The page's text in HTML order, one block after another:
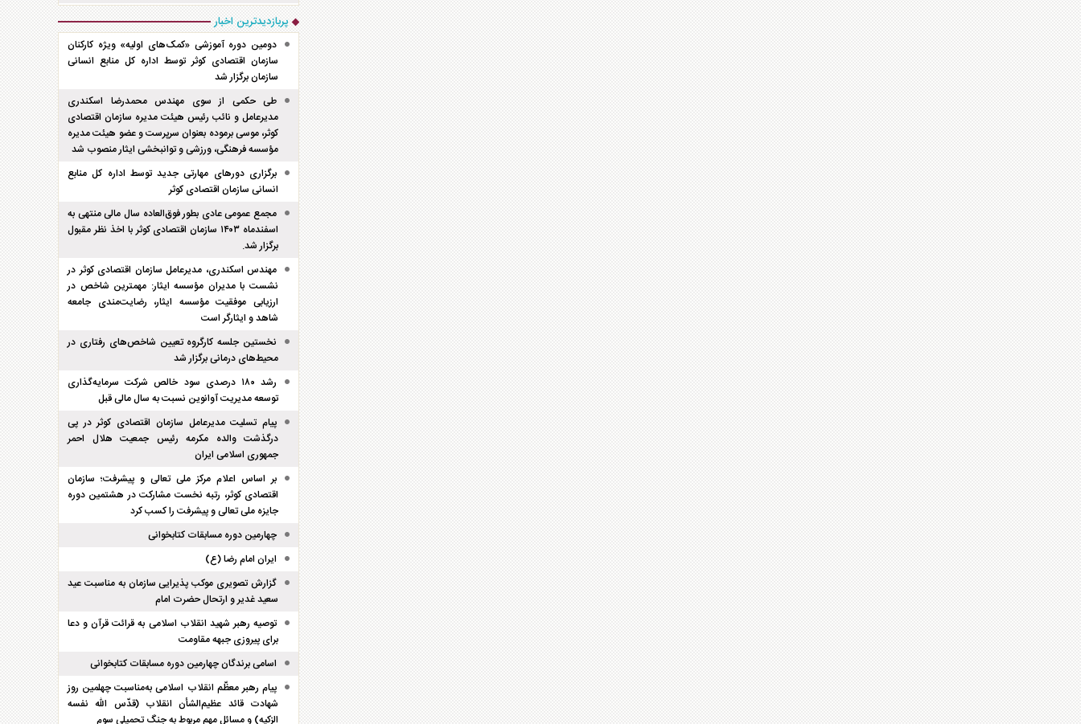
پربازدیدترین اخبار
دومین دوره آموزشی «کمک‌های اولیه» ویژه کارکنان
سازمان اقتصادی کوثر توسط اداره کل منابع انسانی
سازمان برگزار شد
طی حکمی از سوی مهندس محمدرضا اسکندری
مدیرعامل و نائب رئیس هیئت مدیره سازمان اقتصادی
کوثر، موسی برموده بعنوان سرپرست و عضو هیئت مدیره
مؤسسه فرهنگی، ورزشی و توانبخشی ایثار منصوب شد
برگزاری دور‌های مهارتی جدید توسط اداره کل منابع
انسانی سازمان اقتصادی کوثر
مجمع عمومی عادی بطور فوق‌العاده سال مالی منتهی به
اسفند‌ماه ۱۴۰۳ سازمان اقتصادی کوثر با اخذ نظر مقبول
برگزار شد.
مهندس اسکندری، مدیرعامل سازمان اقتصادی کوثر در
نشست با مدیران مؤسسه ایثار: مهمترین شاخص در
ارزیابی موفقیت مؤسسه ایثار، رضایت‌مندی جامعه
شاهد و ایثارگر است
نخستین جلسه کارگروه تعیین شاخص‌های رفتاری در
محیط‌های درمانی برگزار شد
رشد ۱۸۰ درصدی سود خالص شرکت سرمایه‌گذاری
توسعه مدیریت آوانوین نسبت به سال مالی قبل
پیام تسلیت مدیرعامل سازمان اقتصادی کوثر در پی
درگذشت والده مکرمه رئیس جمعیت هلال احمر
جمهوری اسلامی ایران
بر اساس اعلام مرکز ملی تعالی و پیشرفت؛ سازمان
اقتصادی کوثر، رتبه نخست مشارکت در هشتمین دوره
جایزه ملی تعالی و پیشرفت را کسب کرد
چهارمین دوره مسابقات کتابخوانی
ایران امام رضا (ع)
گزارش تصویری موکب پذیرایی سازمان به مناسبت عید
سعید غدیر و ارتحال حضرت امام
توصیه رهبر شهید انقلاب اسلامی به قرائت قرآن و دعا
برای پیروزی جبهه مقاومت
اسامی برندگان چهارمین دوره مسابقات کتابخوانی
پیام رهبر معظّم انقلاب اسلامی به‌مناسبت چهلمین روز
شهادت قائد عظیم‌الشأن انقلاب (قدّس الله نفسه
الزکیه) و مسائل مهم مربوط به جنگ تحمیلی سوم